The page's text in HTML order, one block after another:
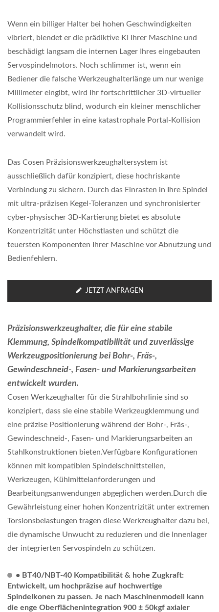
Wenn ein billiger Halter bei hohen Geschwindigkeiten
vibriert, blendet er die prädiktive KI Ihrer Maschine und
beschädigt langsam die internen Lager Ihres eingebauten
Servospindelmotors. Noch schlimmer ist, wenn ein
Bediener die falsche Werkzeughalterlänge um nur wenige
Millimeter eingibt, wird Ihr fortschrittlicher 3D-virtueller
Kollisionsschutz blind, wodurch ein kleiner menschlicher
Programmierfehler in eine katastrophale Portal-Kollision
verwandelt wird.
Das Cosen Präzisionswerkzeughaltersystem ist
ausschließlich dafür konzipiert, diese hochriskante
Verbindung zu sichern. Durch das Einrasten in Ihre Spindel
mit ultra-präzisen Kegel-Toleranzen und synchronisierter
cyber-physischer 3D-Kartierung bietet es absolute
Konzentrizität unter Höchstlasten und schützt die
teuersten Komponenten Ihrer Maschine vor Abnutzung und
Bedienfehlern.
JETZT ANFRAGEN
Präzisionswerkzeughalter, die für eine stabile
Klemmung, Spindelkompatibilität und zuverlässige
Werkzeugpositionierung bei Bohr-, Fräs-,
Gewindeschneid-, Fasen- und Markierungsarbeiten
entwickelt wurden.
Cosen Werkzeughalter für die Strahlbohrlinie sind so
konzipiert, dass sie eine stabile Werkzeugklemmung und
eine präzise Positionierung während der Bohr-, Fräs-,
Gewindeschneid-, Fasen- und Markierungsarbeiten an
Stahlkonstruktionen bieten.Verfügbare Konfigurationen
können mit kompatiblen Spindelschnittstellen,
Werkzeugen, Kühlmittelanforderungen und
Bearbeitungsanwendungen abgeglichen werden.Durch die
Gewährleistung einer hohen Konzentrizität unter extremen
Torsionsbelastungen tragen diese Werkzeughalter dazu bei,
die dynamische Unwucht zu reduzieren und die Innenlager
der integrierten Servospindeln zu schützen.
• BT40/NBT-40 Kompatibilität & hohe Zugkraft:
Entwickelt, um hochpräzise auf hochwertige
Spindelkonen zu passen. Je nach Maschinenmodell kann
die enge Oberflächenintegration 900 ± 50kgf axialer